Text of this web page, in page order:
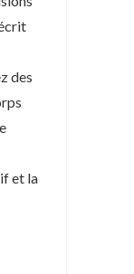
des
et la